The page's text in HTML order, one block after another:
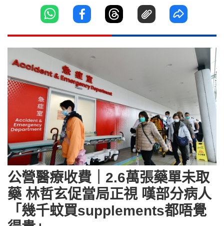
公營醫療收費｜2.6萬張藥單未取
藥 林哲玄促當局正視 嘆部分病人
「幾千蚊買supplements都唔覺